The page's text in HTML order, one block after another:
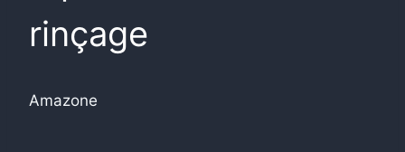
rinçage
Amazone